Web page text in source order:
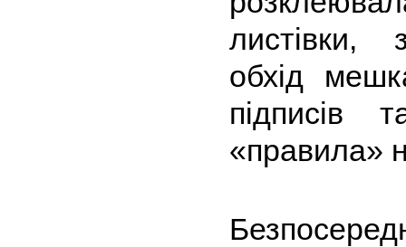
листівки,
обхід
підписів
«правила»